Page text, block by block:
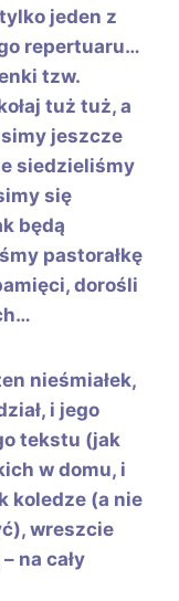
jeden z
repertuaru…
tzw.
tuż tuż, a
jeszcze
siedzieliśmy
się
będą
pastorałkę
dorośli
nieśmiałek,
i jego
tekstu (jak
w domu, i
koledze (a nie
wreszcie
na cały